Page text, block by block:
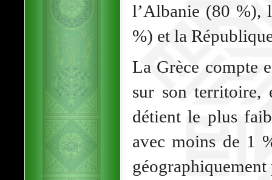
l’Albanie (80 %),
%) et la
La Grèce compte
sur son territoire,
détient le plus
avec moins de 1